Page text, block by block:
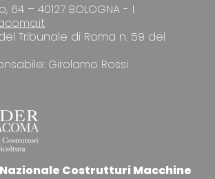
64 – 40127 BOLOGNA - I
Tribunale di Roma n. 59 del
Girolamo Rossi
Costrutturi Macchine